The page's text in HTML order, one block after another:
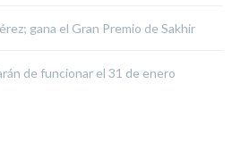
gana el Gran Premio de Sakhir
de funcionar el 31 de enero